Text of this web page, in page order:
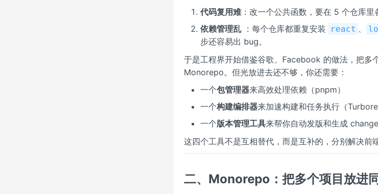
代码复用难：改一个公共函数，要在 5 个仓库里
依赖管理乱 ：每个仓库都重复安装 react
步还容易出 bug。
于是工程界开始借鉴谷歌、Facebook 的做法，把多
Monorepo。但光放进去还不够，你还需要：
一个包管理器来高效处理依赖（pnpm）
一个构建编排器来加速构建和任务执行（
一个版本管理工具来帮你自动发版和生成
这四个工具不是互相替代，而是互补的，分别解决前
二、Monorepo：把多个项目放进